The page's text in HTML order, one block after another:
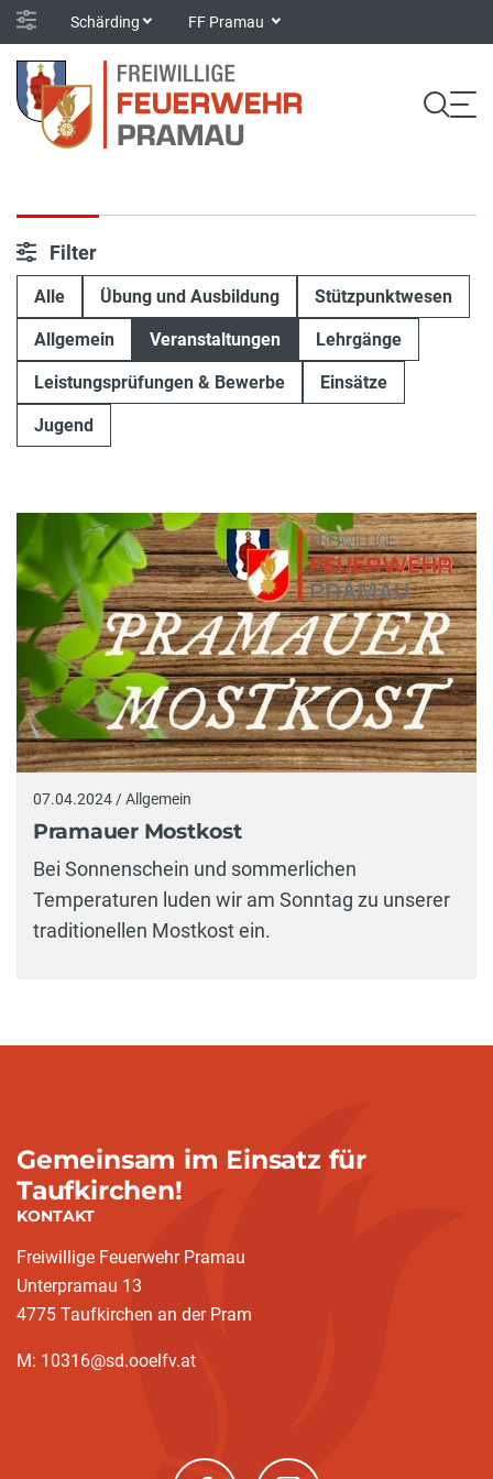
Schärding FF Pramau
Filter
Alle Übung und Ausbildung Stützpunktwesen
Allgemein Veranstaltungen Lehrgänge
Leistungsprüfungen & Bewerbe Einsätze
Jugend
07.04.2024 / Allgemein
Pramauer Mostkost
Bei Sonnenschein und sommerlichen
Temperaturen luden wir am Sonntag zu unserer
traditionellen Mostkost ein.
Gemeinsam im Einsatz für
Taufkirchen!
KONTAKT
Freiwillige Feuerwehr Pramau
Unterpramau 13
4775 Taufkirchen an der Pram
M: 10316@sd.ooelfv.at